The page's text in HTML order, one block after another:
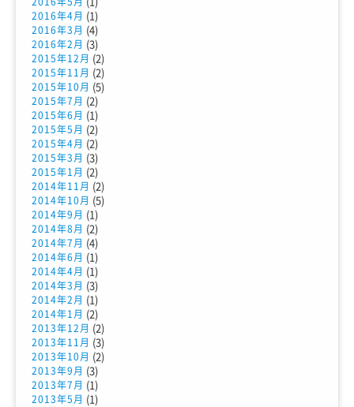
2016年4月 (1)
2016年3月 (4)
2016年2月 (3)
2015年12月 (2)
2015年11月 (2)
2015年10月 (5)
2015年7月 (2)
2015年6月 (1)
2015年5月 (2)
2015年4月 (2)
2015年3月 (3)
2015年1月 (2)
2014年11月 (2)
2014年10月 (5)
2014年9月 (1)
2014年8月 (2)
2014年7月 (4)
2014年6月 (1)
2014年4月 (1)
2014年3月 (3)
2014年2月 (1)
2014年1月 (2)
2013年12月 (2)
2013年11月 (3)
2013年10月 (2)
2013年9月 (3)
2013年7月 (1)
2013年5月 (1)